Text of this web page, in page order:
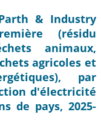
& Industry
(résidu
animaux,
agricoles et
par
d'électricité
de pays, 2025-